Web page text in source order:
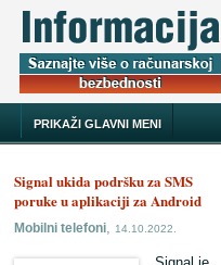
PRIKAŽI GLAVNI MENI
Signal ukida podršku za SMS
poruke u aplikaciji za Android
Mobilni telefoni,14.10.2022.